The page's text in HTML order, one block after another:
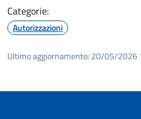
Categorie:
Autorizzazioni
Ultimo aggiornamento: 20/05/2026